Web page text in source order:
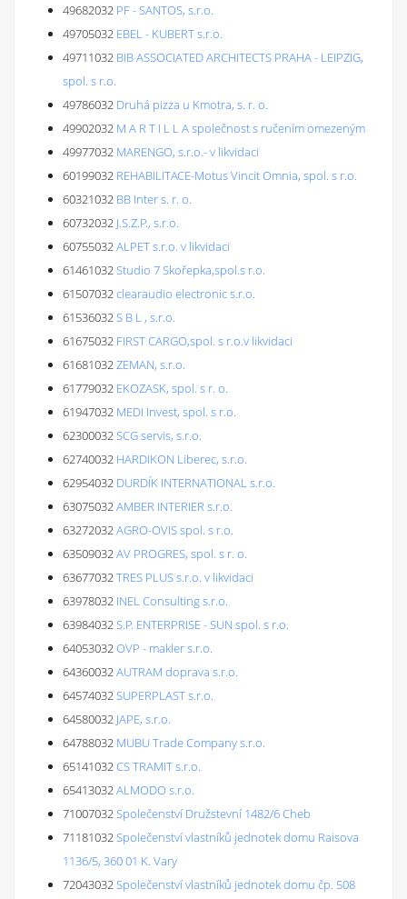
49682032 PF - SANTOS, s.r.o.
49705032 EBEL - KUBERT s.r.o.
49711032 BIB ASSOCIATED ARCHITECTS PRAHA - LEIPZIG,
spol. s r.o.
49786032 Druhá pizza u Kmotra, s. r. o.
49902032 M A R T I L L A společnost s ručením omezeným
49977032 MARENGO, s.r.o.- v likvidaci
60199032 REHABILITACE-Motus Vincit Omnia, spol. s r.o.
60321032 BB Inter s. r. o.
60732032 J.S.Z.P., s.r.o.
60755032ALPET s.r.o. v likvidaci
61461032Studio 7 Skořepka,spol.s r.o.
61507032clearaudio electronic s.r.o.
61536032S B L , s.r.o.
61675032 FIRST CARGO,spol. s r.o.v likvidaci
61681032ZEMAN, s.r.o.
61779032 EKOZASK, spol. s r. o.
61947032 MEDI Invest, spol. s r.o.
62300032SCG servis, s.r.o.
62740032 HARDIKON Liberec, s.r.o.
62954032 DURDÍK INTERNATIONAL s.r.o.
63075032AMBER INTERIER s.r.o.
63272032AGRO-OVIS spol. s r.o.
63509032AV PROGRES, spol. s r. o.
63677032TRES PLUS s.r.o. v likvidaci
63978032 INEL Consulting s.r.o.
63984032S.P. ENTERPRISE - SUN spol. s r.o.
64053032OVP - makler s.r.o.
64360032AUTRAM doprava s.r.o.
64574032SUPERPLAST s.r.o.
64580032 JAPE, s.r.o.
64788032 MUBU Trade Company s.r.o.
65141032CS TRAMIT s.r.o.
65413032ALMODO s.r.o.
71007032Společenství Družstevní 1482/6 Cheb
71181032Společenství vlastníků jednotek domu Raisova
1136/5, 360 01 K. Vary
72043032Společenství vlastníků jednotek domu čp. 508